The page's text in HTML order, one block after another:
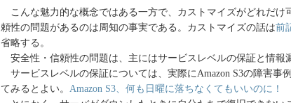
こんな魅力的な概念ではある一方で、カストマイズがどれだけ
頼性の問題があるのは周知の事実である。カストマイズの話は前
省略する。
安全性・信頼性の問題は、主にはサービスレベルの保証と情報
サービスレベルの保証については、実際にAmazon S3の障害事
てみるとよい。 Amazon S3、何も日曜に落ちなくてもいいのに！